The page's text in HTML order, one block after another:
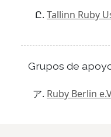
Tallinn Ruby
Grupos de
Ruby Berlin